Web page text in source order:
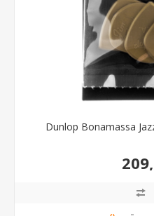
Dunlop Bonamassa